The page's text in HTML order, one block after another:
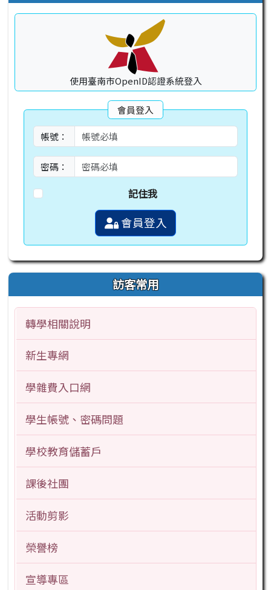
使用臺南市OpenID認證系統登入
會員登入
帳號：
密碼：
記住我
會員登入
訪客常用
轉學相關說明
新生專網
學雜費入口網
學生帳號、密碼問題
學校教育儲蓄戶
課後社團
活動剪影
榮譽榜
宣導專區